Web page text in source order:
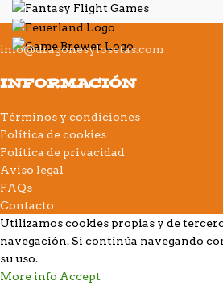
info@dragonesylosetas.com
INFORMACIÓN
Términos y condiciones
Política de cookies
Política de privacidad
Aviso legal
FAQs
Contacto
Utilizamos cookies propias y de
navegación. Si continúa navegando
su uso.
More info Accept